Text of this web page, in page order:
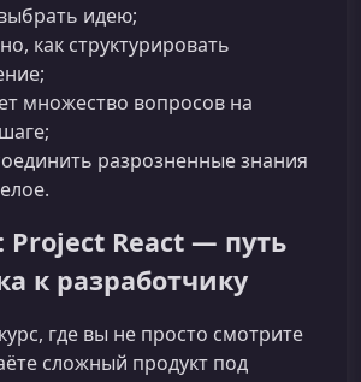
идею;
как структурировать
множество вопросов на
разрозненные знания
React — путь
к разработчику
где вы не просто смотрите
сложный продукт под